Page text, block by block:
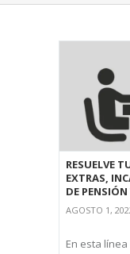
RESUELVE
EXTRAS,
DE
AGOSTO 1,
En esta